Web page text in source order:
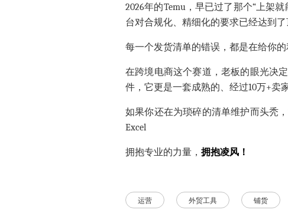
2026年的Temu，早已过了那个“上架
台对合规化、精细化的要求已经达到了
每一个发货清单的错误，都是在给你的
在跨境电商这个赛道，老板的眼光决
件，它更是一套成熟的、经过10万+卖
如果你还在为琐碎的清单维护而头秃
Excel
拥抱专业的力量， 拥抱凌风！
运营 外贸工具 铺货